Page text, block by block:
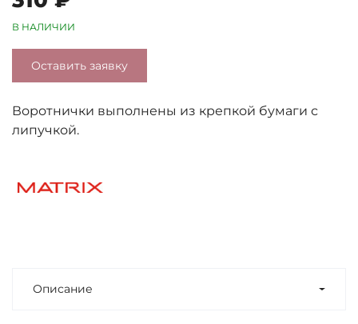
В НАЛИЧИИ
Оставить заявку
Воротнички выполнены из крепкой бумаги с
липучкой.
Описание